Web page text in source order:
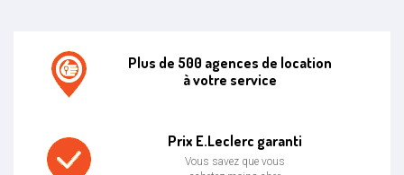
Plus de 500 agences de location
à votre service
Prix E.Leclerc garanti
Vous savez que vous